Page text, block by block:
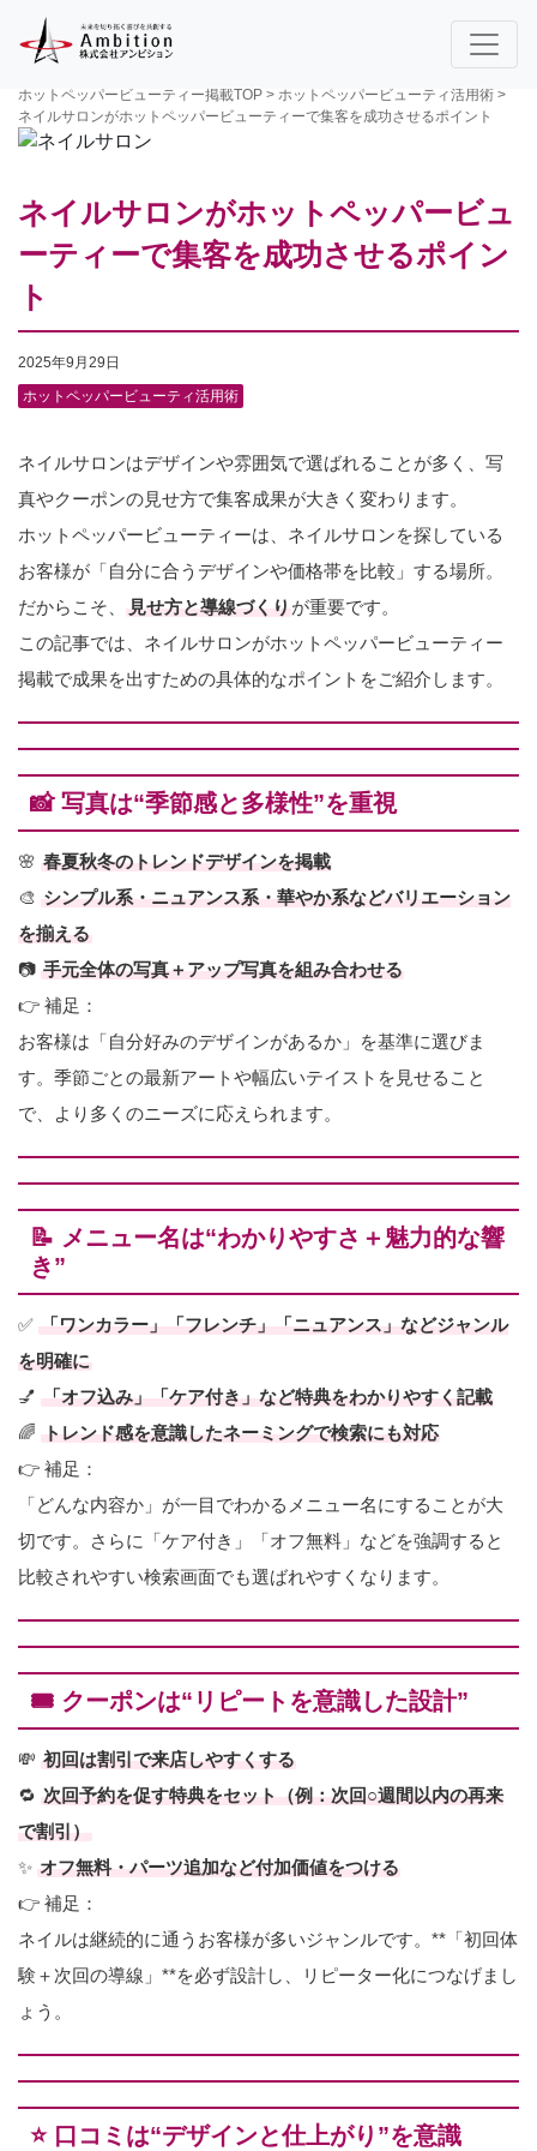
ホットペッパービューティー掲載TOP > ホットペッパービューティ活用術 >
ネイルサロンがホットペッパービューティーで集客を成功させるポイント
ネイルサロンがホットペッパービュ
ーティーで集客を成功させるポイン
ト
2025年9月29日
ホットペッパービューティ活用術
ネイルサロンはデザインや雰囲気で選ばれることが多く、写
真やクーポンの見せ方で集客成果が大きく変わります。
ホットペッパービューティーは、ネイルサロンを探している
お客様が「自分に合うデザインや価格帯を比較」する場所。
だからこそ、
見せ方と導線づくり が重要です。
この記事では、ネイルサロンがホットペッパービューティー
掲載で成果を出すための具体的なポイントをご紹介します。
📸 写真は“季節感と多様性”を重視
🌸 春夏秋冬のトレンドデザインを掲載
🎨 シンプル系・ニュアンス系・華やか系などバリエーション
を揃える
📷 手元全体の写真＋アップ写真を組み合わせる
👉 補足：
お客様は「自分好みのデザインがあるか」を基準に選びま
す。季節ごとの最新アートや幅広いテイストを見せること
で、より多くのニーズに応えられます。
📝 メニュー名は“わかりやすさ＋魅力的な響
き”
✅
「ワンカラー」「フレンチ」「ニュアンス」などジャンル
を明確に
💅
「オフ込み」「ケア付き」など特典をわかりやすく記載
🌈
トレンド感を意識したネーミングで検索にも対応
👉 補足：
「どんな内容か」が一目でわかるメニュー名にすることが大
切です。さらに「ケア付き」「オフ無料」などを強調すると
比較されやすい検索画面でも選ばれやすくなります。
🎟 クーポンは“リピートを意識した設計”
💸 初回は割引で来店しやすくする
🔁 次回予約を促す特典をセット（例：次回○週間以内の再来
で割引）
✨ オフ無料・パーツ追加など付加価値をつける
👉 補足：
ネイルは継続的に通うお客様が多いジャンルです。**「初回体
験＋次回の導線」**を必ず設計し、リピーター化につなげまし
ょう。
⭐ 口コミは“デザインと仕上がり”を意識